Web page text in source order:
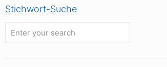
Stichwort-Suche